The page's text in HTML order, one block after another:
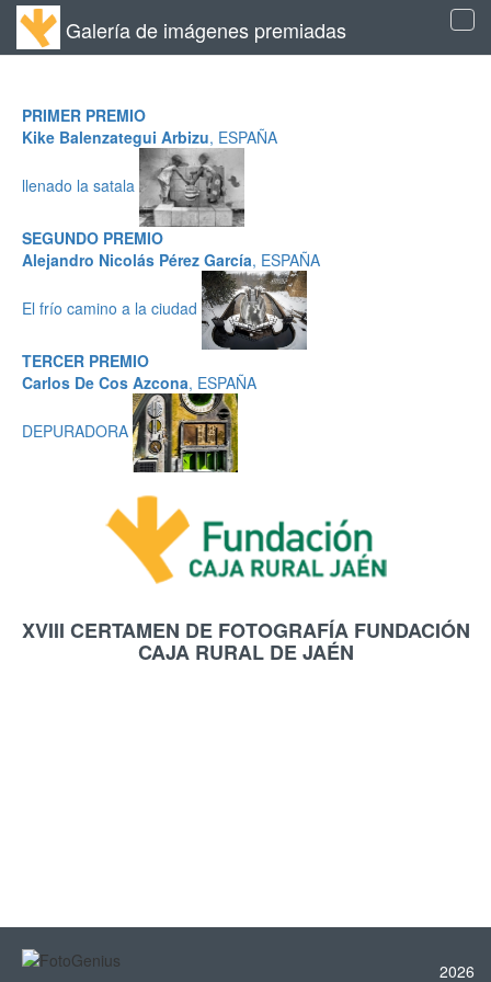
Galería de imágenes premiadas
PRIMER PREMIO
Kike Balenzategui Arbizu, ESPAÑA
llenado la satala
SEGUNDO PREMIO
Alejandro Nicolás Pérez García, ESPAÑA
El frío camino a la ciudad
TERCER PREMIO
Carlos De Cos Azcona, ESPAÑA
DEPURADORA
XVIII CERTAMEN DE FOTOGRAFÍA FUNDACIÓN
CAJA RURAL DE JAÉN
2026